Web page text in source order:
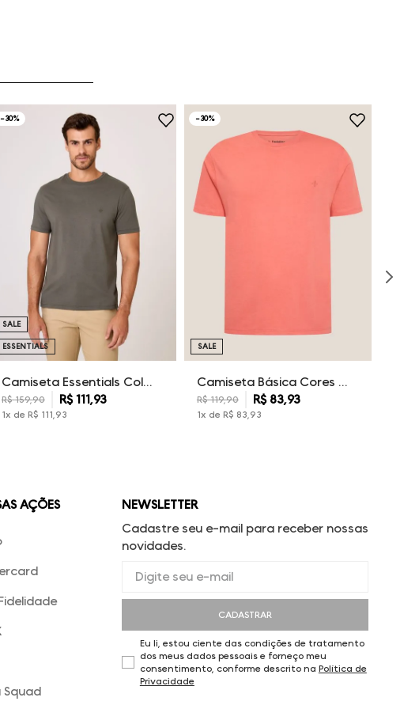
-30%
Camiseta Essentials Color Dudalina Masculina
R$ 159,90 R$111,93
1x de R$ 111 93
SALE
ESSENTIALS
-30%
Camiseta Básica Cores Dudalina Masculina
R$ 119,90 R$ 83,93
1x de R$ 83 93
SALE
AÇÕES
Squad
NEWSLETTER
Cadastre seu e-mail para receber nossas
novidades.
CADASTRAR
Eu li, estou ciente das condições de tratamento
dos meus dados pessoais e forneço meu
consentimento, conforme descrito na Política de
Privacidade